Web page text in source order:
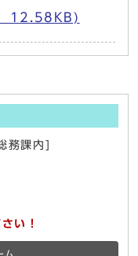
12.58KB)
務課内]
い！
ム